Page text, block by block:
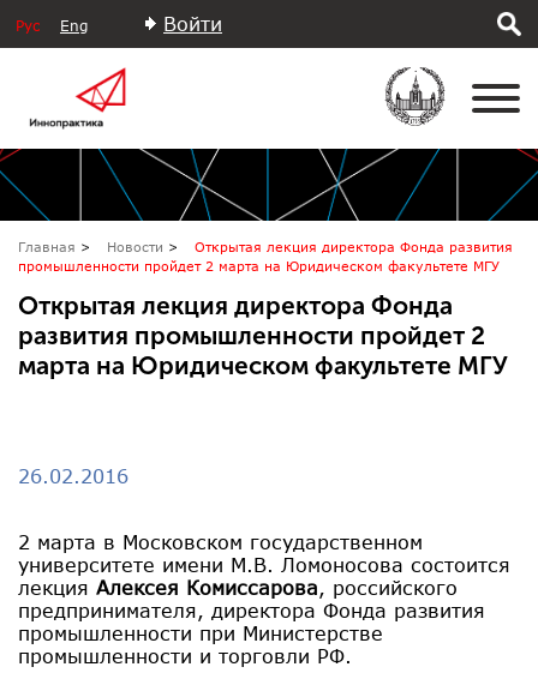
Рус Eng Войти
Главная Новости
Открытая лекция директора Фонда развития
промышленности пройдет 2 марта на Юридическом факультете МГУ
Открытая лекция директора Фонда
развития промышленности пройдет 2
марта на Юридическом факультете МГУ
26.02.2016
2 марта в Московском государственном
университете имени М.В. Ломоносова состоится
лекция Алексея Комиссарова, российского
предпринимателя, директора Фонда развития
промышленности при Министерстве
промышленности и торговли РФ.